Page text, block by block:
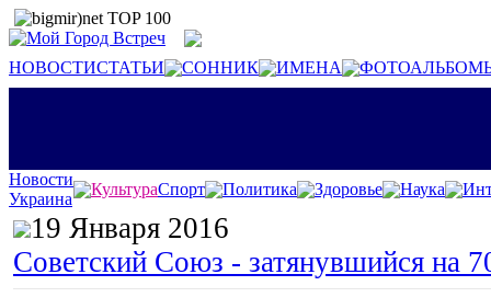
НОВОСТИСТАТЬИ СОННИК ИМЕНА
Новости
Украина
КультураСпорт Политика Здоровье Наука
19 Января 2016
Советский Союз - затянувшийся на